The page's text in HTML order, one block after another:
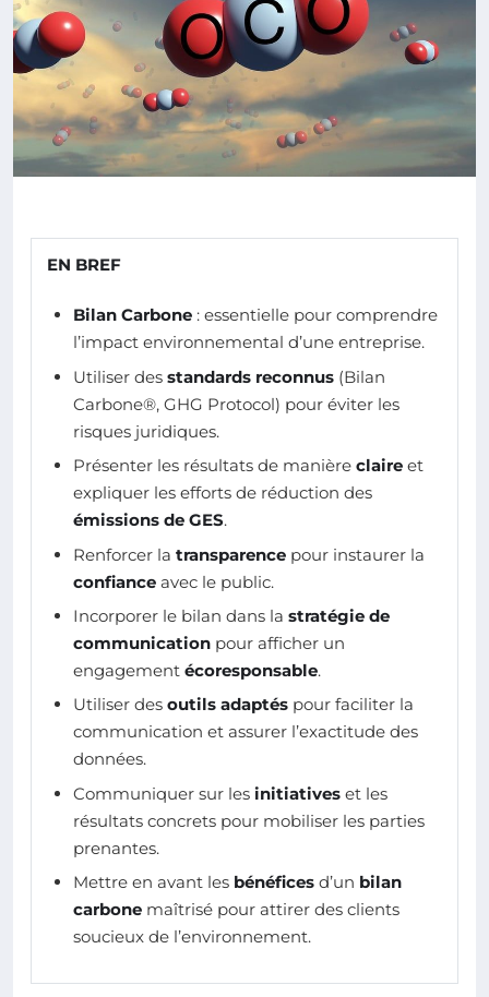
EN BREF
Bilan Carbone : essentielle pour comprendre
l’impact environnemental d’une entreprise.
Utiliser des standards reconnus (Bilan
Carbone®, GHG Protocol) pour éviter les
risques juridiques.
Présenter les résultats de manière claire et
expliquer les efforts de réduction des
émissions de GES.
Renforcer la transparence pour instaurer la
confiance avec le public.
Incorporer le bilan dans la stratégie de
communication pour afficher un
engagement écoresponsable.
Utiliser des outils adaptés pour faciliter la
communication et assurer l’exactitude des
données.
Communiquer sur les initiatives et les
résultats concrets pour mobiliser les parties
prenantes.
Mettre en avant les bénéfices d’un bilan
carbone maîtrisé pour attirer des clients
soucieux de l’environnement.